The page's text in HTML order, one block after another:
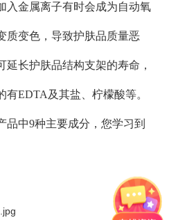
金属离子有时会成为自动氧
质变色，导致护肤品质量恶
长护肤品结构支架的寿命，
EDTA及其盐、柠檬酸等。
品中9种主要成分，您学习到